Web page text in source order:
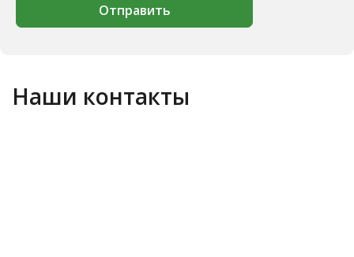
Отправить
Наши контакты